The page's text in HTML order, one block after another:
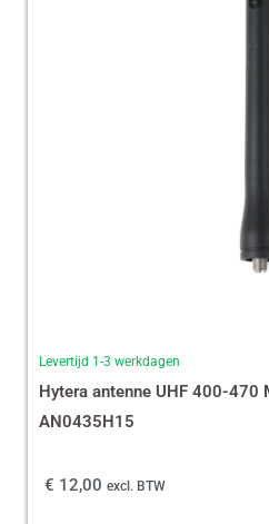
Levertijd 1-3 werkdagen
Hytera antenne UHF 400-470
AN0435H15
€ 12,00 excl. BTW